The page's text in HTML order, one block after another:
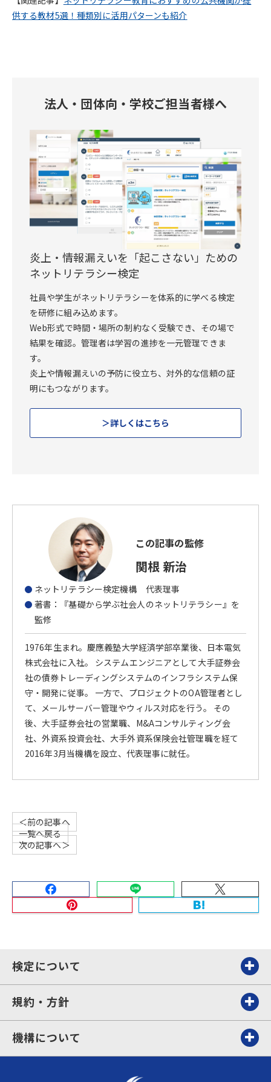
供する教材5選！種類別に活用パターンも紹介
法人・団体向・学校ご担当者様へ
炎上・情報漏えいを「起こさない」ための
ネットリテラシー検定
社員や学生がネットリテラシーを体系的に学べる検定
を研修に組み込めます。
Web形式で時間・場所の制約なく受験でき、その場で
結果を確認。管理者は学習の進捗を一元管理できま
す。
炎上や情報漏えいの予防に役立ち、対外的な信頼の証
明にもつながります。
詳しくはこちら
この記事の監修
関根 新治
ネットリテラシー検定機構 代表理事
著書：『基礎から学ぶ社会人のネットリテラシー』を
監修
1976年生まれ。慶應義塾大学経済学部卒業後、日本電気
株式会社に入社。 システムエンジニアとして大手証券会
社の債券トレーディングシステムのインフラシステム保
守・開発に従事。 一方で、プロジェクトのOA管理者とし
て、メールサーバー管理やウィルス対応を行う。 その
後、大手証券会社の営業職、M&Aコンサルティング会
社、外資系投資会社、大手外資系保険会社管理職を経て
2016年3月当機構を設立、代表理事に就任。
＜前の記事へ
一覧へ戻る
次の記事へ＞
検定について
規約・方針
機構について